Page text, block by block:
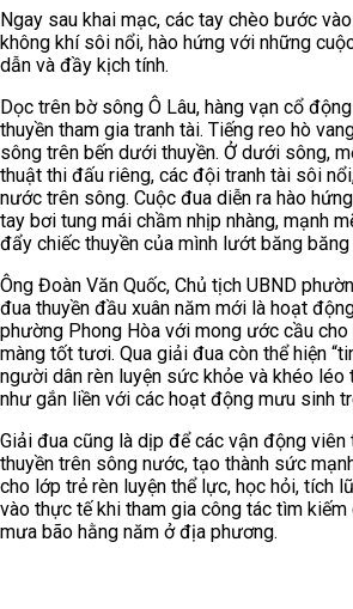
Ngay sau khai mạc, các tay chèo bước
không khí sôi nổi, hào hứng với những
dẫn và đầy kịch tính.
Dọc trên bờ sông Ô Lâu, hàng vạn cổ
thuyền tham gia tranh tài. Tiếng reo hò
sông trên bến dưới thuyền. Ở dưới sông,
thuật thi đấu riêng, các đội tranh tài sôi
nước trên sông. Cuộc đua diễn ra hào
tay bơi tung mái chầm nhịp nhàng, mạnh
đẩy chiếc thuyền của mình lướt băng
Ông Đoàn Văn Quốc, Chủ tịch UBND
đua thuyền đầu xuân năm mới là hoạt
phường Phong Hòa với mong ước cầu
màng tốt tươi. Qua giải đua còn thể hiện
người dân rèn luyện sức khỏe và khéo
như gắn liền với các hoạt động mưu sinh
Giải đua cũng là dịp để các vận động viên
thuyền trên sông nước, tạo thành sức
cho lớp trẻ rèn luyện thể lực, học hỏi, tích
vào thực tế khi tham gia công tác tìm
mưa bão hằng năm ở địa phương.